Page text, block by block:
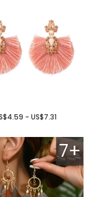
- US$7.31
7+